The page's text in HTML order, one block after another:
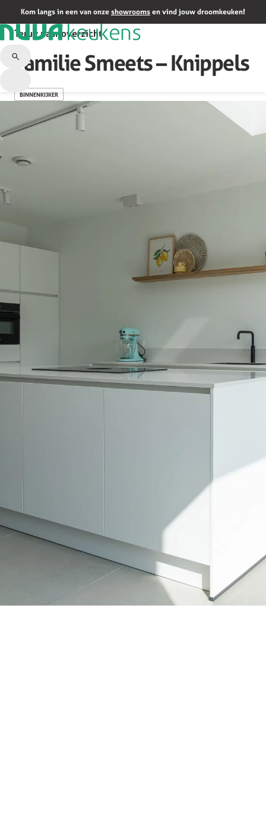
Kom langs in een van onze showrooms en vind jouw droomkeuken!
Terug naar overzicht
Familie Smeets – Knippels
BINNENKIJKER